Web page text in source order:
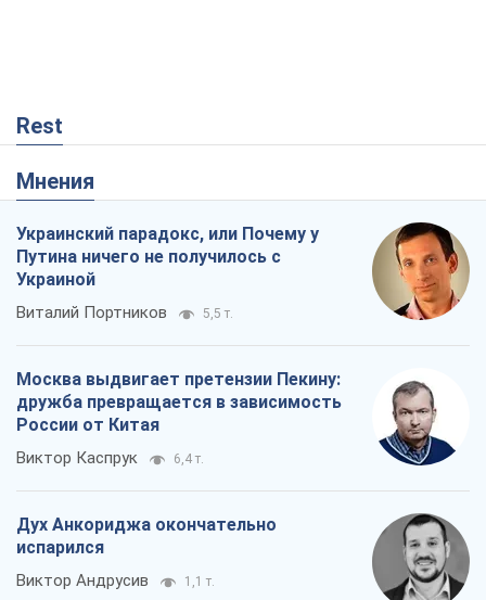
Rest
Мнения
Украинский парадокс, или Почему у
Путина ничего не получилось с
Украиной
Виталий Портников 5,5 т.
Москва выдвигает претензии Пекину:
дружба превращается в зависимость
России от Китая
Виктор Каспрук 6,4 т.
Дух Анкориджа окончательно
испарился
Виктор Андрусив 1,1 т.